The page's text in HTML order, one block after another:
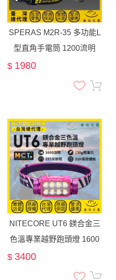
SPERAS M2R-35 多功能L
型直角手電筒 1200流明
125米 頭燈 尾部磁吸 爆閃
$ 1980
NITECORE UT6 鎂合金三
色溫專業越野跑頭燈 1600
流明 195米 輕量化 高顯色
長續航 18650電池
$ 3400